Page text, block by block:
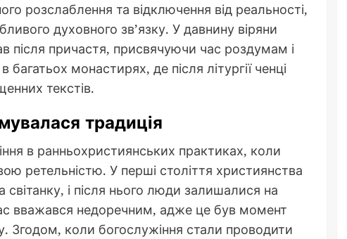
розслаблення та відключення від реальності,
духовного зв’язку. У давнину віряни
після причастя, присвячуючи час роздумам і
монастирях, де після літургії ченці
текстів.
традиція
в ранньохристиянських практиках, коли
ретельністю. У перші століття християнства
світанку, і після нього люди залишалися на
вважався недоречним, адже це був момент
Згодом, коли богослужіння стали проводити